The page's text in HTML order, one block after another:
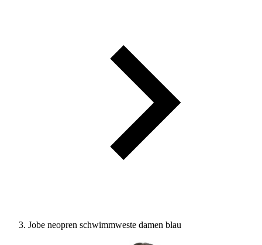
Jobe neopren schwimmweste damen blau